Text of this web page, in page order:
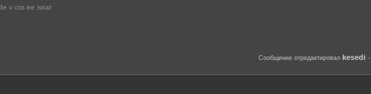
v css ee iskat
Сообщение отредактировал kesedi -